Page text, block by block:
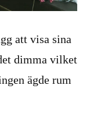
att visa sina
dimma vilket
ägde rum